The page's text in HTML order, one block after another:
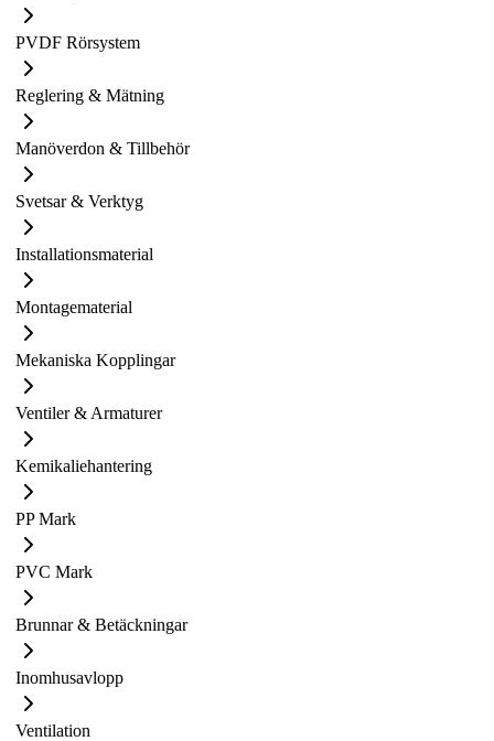
PVDF Rörsystem
Reglering & Mätning
Manöverdon & Tillbehör
Svetsar & Verktyg
Installationsmaterial
Montagematerial
Mekaniska Kopplingar
Ventiler & Armaturer
Kemikaliehantering
PP Mark
PVC Mark
Brunnar & Betäckningar
Inomhusavlopp
Ventilation